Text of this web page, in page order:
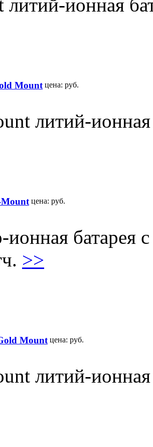
литий-ионная
Mount цена: руб.
литий-
цена: руб.
ионная батарея
>>
Mount цена: руб.
литий-